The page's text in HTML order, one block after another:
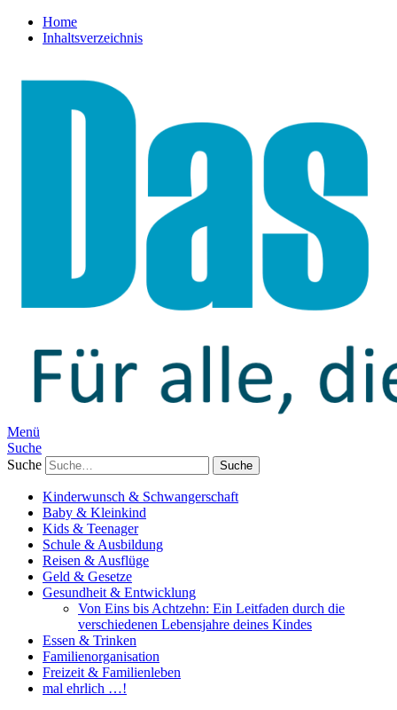
Home
Inhaltsverzeichnis
Menü
Suche
Suche
Kinderwunsch & Schwangerschaft
Baby & Kleinkind
Kids & Teenager
Schule & Ausbildung
Reisen & Ausflüge
Geld & Gesetze
Gesundheit & Entwicklung
Von Eins bis Achtzehn: Ein Leitfaden durch die
verschiedenen Lebensjahre deines Kindes
Essen & Trinken
Familienorganisation
Freizeit & Familienleben
mal ehrlich …!